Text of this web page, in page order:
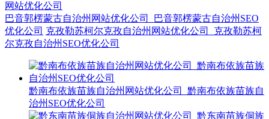
网站优化公司
巴音郭楞蒙古自治州网站优化公司_巴音郭楞蒙古自治州SEO
优化公司 克孜勒苏柯尔克孜自治州网站优化公司_克孜勒苏柯
尔克孜自治州SEO优化公司
黔南布依族苗族自治州网站优化公司_黔南布依族苗族自
治州SEO优化公司